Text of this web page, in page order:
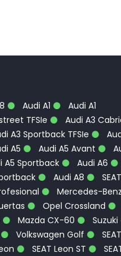
Audi A1
Audi A1
TFSIe
Audi A3
A3 Sportback TFSIe
A5 Audi A5 Avant
A5 Sportback
Audi A6
Audi A8
SEAT
Mercedes-
Opel Crossland
Mazda CX-60
Suzuki
Volkswagen Golf
SEAT
SEAT Leon ST